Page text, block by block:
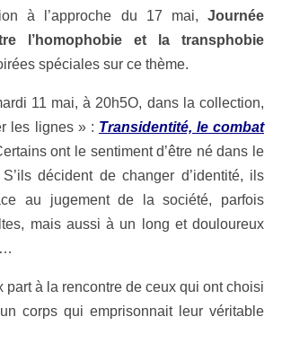
à l’approche du 17 mai,Journée
l’homophobie et a transphobie
spéciales sur ce thème.
11 mai, à 20h5O, dans la collection,
les lignes » : Transidentité, le combat
ont le sentimentd’être né dans le
décident de changer d’identité, ils
au jugement de la société, parfois
mais aussi à un long et douloureux
part à la rencontre de ceux qui ont choisi
corps qui emprisonnait leur véritable